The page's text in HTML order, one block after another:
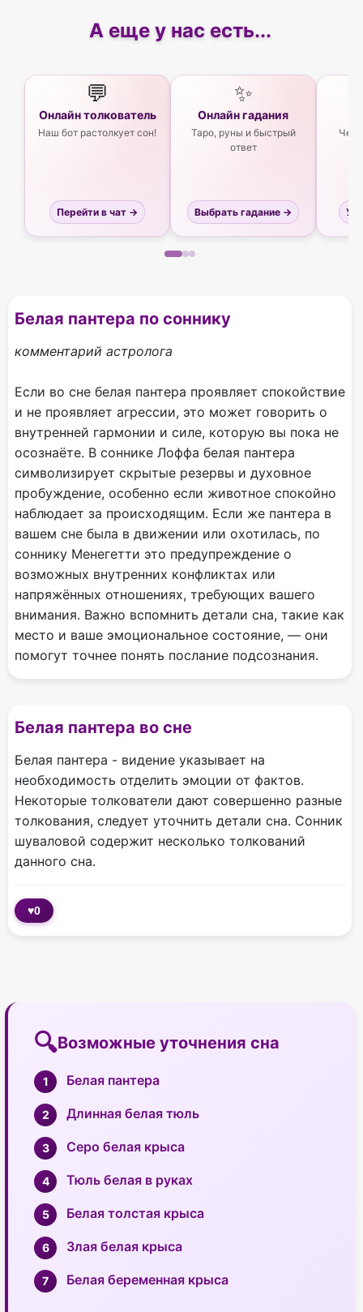
А еще у нас есть...
💬
Онлайн толкователь
Наш бот растолкует сон!
Перейти в чат →
✨
Онлайн гадания
Таро, руны и быстрый
ответ
Выбрать гадание →
Белая пантера по соннику
комментарий астролога
Если во сне белая пантера проявляет спокойствие
и не проявляет агрессии, это может говорить о
внутренней гармонии и силе, которую вы пока не
осознаёте. В соннике Лоффа белая пантера
символизирует скрытые резервы и духовное
пробуждение, особенно если животное спокойно
наблюдает за происходящим. Если же пантера в
вашем сне была в движении или охотилась, по
соннику Менегетти это предупреждение о
возможных внутренних конфликтах или
напряжённых отношениях, требующих вашего
внимания. Важно вспомнить детали сна, такие как
место и ваше эмоциональное состояние, — они
помогут точнее понять послание подсознания.
Белая пантера во сне
Белая пантера - видение указывает на
необходимость отделить эмоции от фактов.
Некоторые толкователи дают совершенно разные
толкования, следует уточнить детали сна. Сонник
шуваловой содержит несколько толкований
данного сна.
♥0
Возможные уточнения сна
Белая пантера
Длинная белая тюль
Серо белая крыса
Тюль белая в руках
Белая толстая крыса
Злая белая крыса
Белая беременная крыса